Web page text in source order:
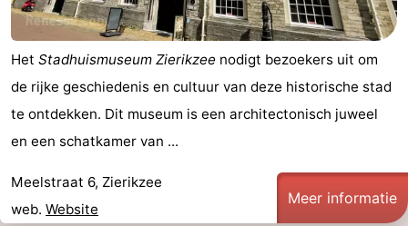
Het Stadhuismuseum Zierikzee nodigt bezoekers uit om
de rijke geschiedenis en cultuur van deze historische stad
te ontdekken. Dit museum is een architectonisch juweel
en een schatkamer van ...
Meelstraat 6, Zierikzee
web. Website
Meer informatie